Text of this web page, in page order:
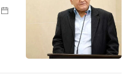
۱۴۰۵/۰۵/۱۶ ۲۰:۳۲